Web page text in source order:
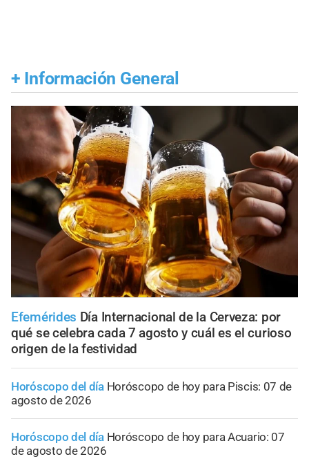
+ Información General
Efemérides Día Internacional de la Cerveza: por
qué se celebra cada 7 agosto y cuál es el curioso
origen de la festividad
Horóscopo del día Horóscopo de hoy para Piscis: 07 de
agosto de 2026
Horóscopo del día Horóscopo de hoy para Acuario: 07
de agosto de 2026